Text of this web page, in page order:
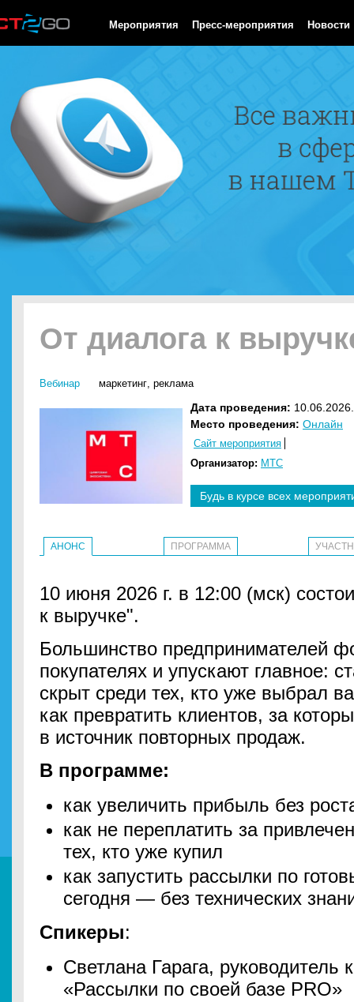
Мероприятия Пресс-мероприятия Новости
От диалога к
Вебинар маркетинг, реклама
Дата проведения:
Место проведения: Онлайн
Сайт мероприятия
Организатор: МТС
Будь в курсе всех
АНОНС ПРОГРАММА
10 июня 2026 г. в 12:00 (мск)
к выручке".
Большинство предпринимателей
покупателях и упускают главное:
скрыт среди тех, кто уже выбрал
как превратить клиентов, за
в источник повторных продаж.
В программе:
как увеличить прибыль без
как не переплатить за
тех, кто уже купил
как запустить рассылки по
сегодня — без технических
Спикеры:
Светлана Гарага,
«Рассылки по своей базе PRO»